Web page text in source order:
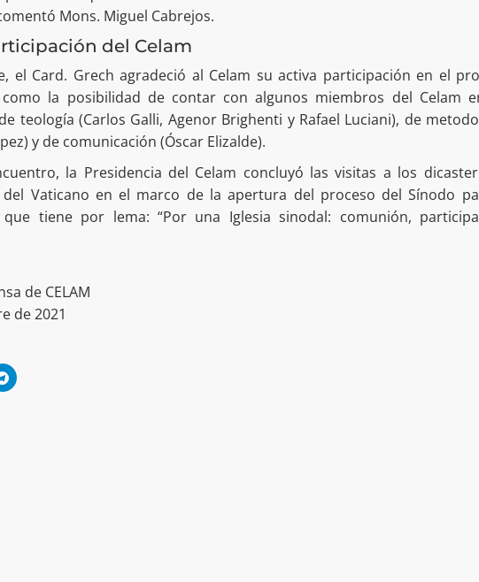
Mons. Miguel Cabrejos.
del Celam
el Card. Grech agradeció al Celam su activa participación en el
la posibilidad de contar con algunos miembros del Celam
teología (Carlos Galli, Agenor Brighenti y Rafael Luciani), de
y de comunicación (Óscar Elizalde).
la Presidencia del Celam concluyó las visitas a los
del Vaticano en el marco de la apertura del proceso del Sínodo
que tiene por lema: “Por una Iglesia sinodal: comunión,
de CELAM
de 2021